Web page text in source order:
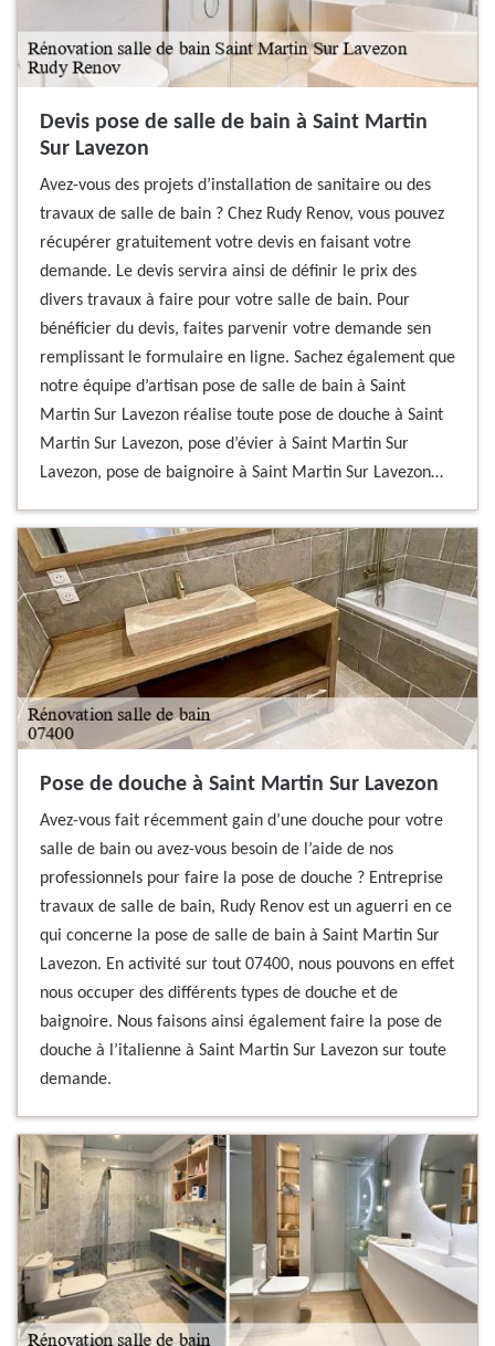
Devis pose de salle de bain à Saint Martin
Sur Lavezon
Avez-vous des projets d’installation de sanitaire ou des
travaux de salle de bain ? Chez Rudy Renov, vous pouvez
récupérer gratuitement votre devis en faisant votre
demande. Le devis servira ainsi de définir le prix des
divers travaux à faire pour votre salle de bain. Pour
bénéficier du devis, faites parvenir votre demande sen
remplissant le formulaire en ligne. Sachez également que
notre équipe d’artisan pose de salle de bain à Saint
Martin Sur Lavezon réalise toute pose de douche à Saint
Martin Sur Lavezon, pose d’évier à Saint Martin Sur
Lavezon, pose de baignoire à Saint Martin Sur Lavezon…
Pose de douche à Saint Martin Sur Lavezon
Avez-vous fait récemment gain d’une douche pour votre
salle de bain ou avez-vous besoin de l’aide de nos
professionnels pour faire la pose de douche ? Entreprise
travaux de salle de bain, Rudy Renov est un aguerri en ce
qui concerne la pose de salle de bain à Saint Martin Sur
Lavezon. En activité sur tout 07400, nous pouvons en effet
nous occuper des différents types de douche et de
baignoire. Nous faisons ainsi également faire la pose de
douche à l’italienne à Saint Martin Sur Lavezon sur toute
demande.